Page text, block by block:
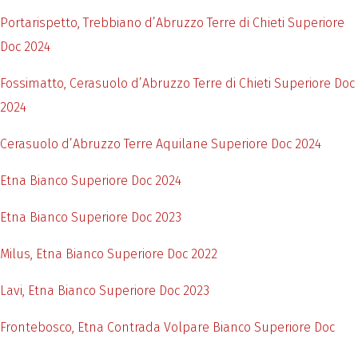
Portarispetto, Trebbiano d’Abruzzo Terre di Chieti Superiore
Doc 2024
Fossimatto, Cerasuolo d’Abruzzo Terre di Chieti Superiore Doc
2024
Cerasuolo d’Abruzzo Terre Aquilane Superiore Doc 2024
Etna Bianco Superiore Doc 2024
Etna Bianco Superiore Doc 2023
Milus, Etna Bianco Superiore Doc 2022
Lavi, Etna Bianco Superiore Doc 2023
Frontebosco, Etna Contrada Volpare Bianco Superiore Doc